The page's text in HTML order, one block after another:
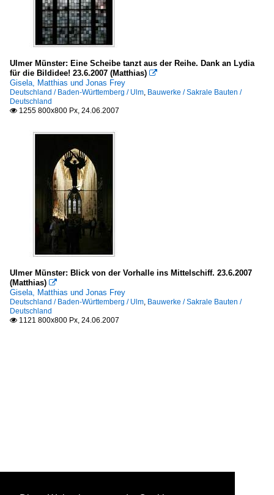
Ulmer Münster: Eine Scheibe tanzt aus der Reihe. Dank an Lydia
für die Bildidee! 23.6.2007 (Matthias) 
Gisela, Matthias und Jonas Frey
Deutschland / Baden-Württemberg / Ulm, Bauwerke / Sakrale Bauten /
Deutschland
 1255 800x800 Px, 24.06.2007
Ulmer Münster: Blick von der Vorhalle ins Mittelschiff. 23.6.2007
(Matthias) 
Gisela, Matthias und Jonas Frey
Deutschland / Baden-Württemberg / Ulm, Bauwerke / Sakrale Bauten /
Deutschland
 1121 800x800 Px, 24.06.2007